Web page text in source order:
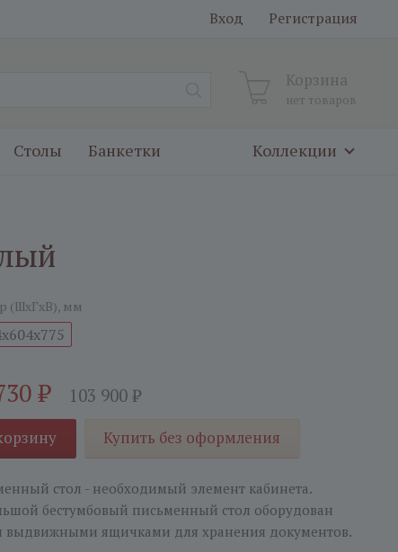
Вход Регистрация
Корзина
нет товаров
Столы Банкетки Коллекции
(ШxГxВ), мм
₽ 103 900₽
Купить без оформления
стол - необходимый элемент кабинета.
бестумбовый письменный стол оборудован
выдвижными ящичками для хранения документов.